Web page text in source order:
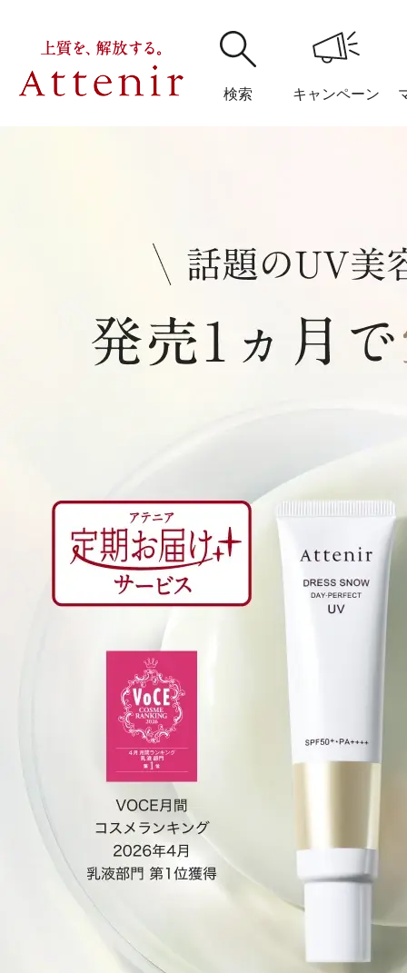
検索 キャンペーン
アテニア
ブランドサイ
アテニアの「
お友達紹介サ
定期お届けサ
スキンケア人気ライン